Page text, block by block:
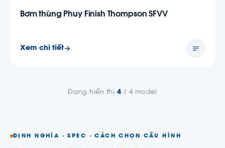
Bơm thùng Phuy Finish Thompson SFVV
Xem chi tiết
Đang hiển thị 4 / 4 model
ĐỊNH NGHĨA · SPEC · CÁCH CHỌN CẤU HÌNH